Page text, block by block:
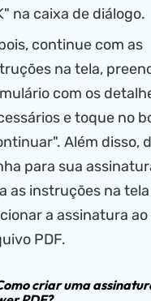
na caixa de diálogo.
continue com as
na tela,
com os
e toque no
Além disso,
para sua
as instruções na
a assinatura ao
PDF.
criar uma